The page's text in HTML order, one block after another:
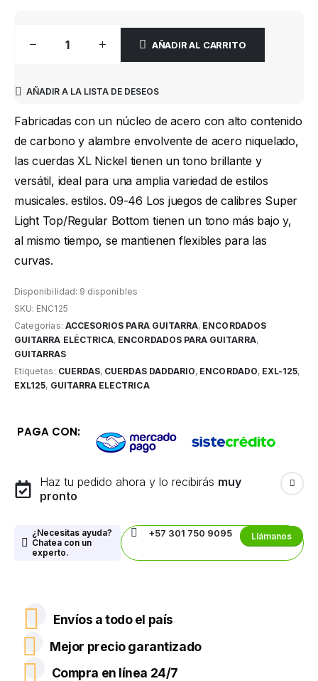
AÑADIR AL CARRITO
AÑADIR A LA LISTA DE DESEOS
Fabricadas con un núcleo de acero con alto contenido
de carbono y alambre envolvente de acero niquelado,
las cuerdas XL Nickel tienen un tono brillante y
versátil, ideal para una amplia variedad de estilos
musicales. estilos. 09-46 Los juegos de calibres Super
Light Top/Regular Bottom tienen un tono más bajo y,
al mismo tiempo, se mantienen flexibles para las
curvas.
Disponibilidad: 9 disponibles
SKU: ENC125
Categorías: ACCESORIOS PARA GUITARRA, ENCORDADOS
GUITARRA ELÉCTRICA, ENCORDADOS PARA GUITARRA,
GUITARRAS
Etiquetas: CUERDAS, CUERDAS DADDARIO, ENCORDADO, EXL-125,
EXL125, GUITARRA ELECTRICA
PAGA CON:
Haz tu pedido ahora y lo recibirás muy
pronto
¿Necesitas ayuda?
Chatea con un
experto.
+57 301 750 9095 Llámanos
Envíos a todo el país
Mejor precio garantizado
Compra en línea 24/7